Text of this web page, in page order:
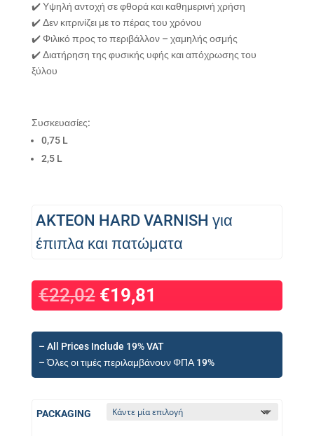
✔️ Υψηλή αντοχή σε φθορά και καθημερινή χρήση
✔️ Δεν κιτρινίζει με το πέρας του χρόνου
✔️ Φιλικό προς το περιβάλλον – χαμηλής οσμής
✔️ Διατήρηση της φυσικής υφής και απόχρωσης του
ξύλου
Συσκευασίες:
0,75 L
2,5 L
AKTEON HARD VARNISH για
έπιπλα και πατώματα
€22,02 €19,81
– All Prices Include 19% VAT
– Όλες οι τιμές περιλαμβάνουν ΦΠΑ 19%
PACKAGING